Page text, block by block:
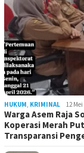
HUKUM, KRIMINAL 12 Mei
Warga Asem Raja
Koperasi Merah
Transparansi